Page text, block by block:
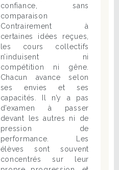
confiance, sans
comparaison
Contrairement à
certaines idées reçues,
les cours collectifs
n’induisent ni
compétition ni gêne.
Chacun avance selon
ses envies et ses
capacités. Il n’y a pas
d’examen à passer
devant les autres ni de
pression de
performance. Les
élèves sont souvent
concentrés sur leur